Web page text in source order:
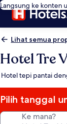
Langsung ke konten
Lihat semua
Hotel Tre
Hotel tepi pantai
Pilih tanggal
Ke mana?